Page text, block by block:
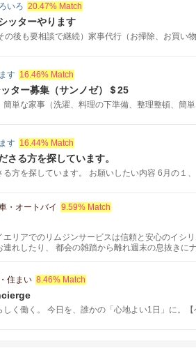
いろ 20.47% Match
ッターやります
の後も要相談で継続）家事代行（お掃除、お買い
す 16.46% Match
ター募集（サンノゼ）＄25
簡単な家事（洗濯、料理の下準備、整理整頓、簡
す 16.44% Match
さる方を探しています。
方を探しています。 お願いしたい内容 6月の１
・オートバイ 9.59% Match
リアでのリムジンサービスは信頼と安心のイシ
れしたり、 都会の雑踏から離れ週末の息抜きに
住まい 8.46% Match
く働く。 今日を、誰かの「心地よい1日」に。